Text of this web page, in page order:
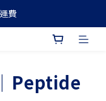
費
費
惠
Peptide